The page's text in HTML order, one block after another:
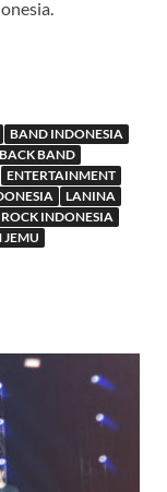
BAND INDONESIA
BAND
ENTERTAINMENT
LANINA
INDONESIA
JEMU